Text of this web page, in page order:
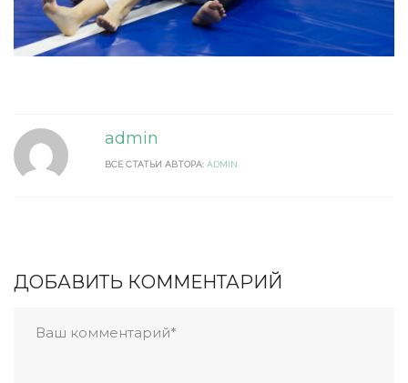
admin
ВСЕ СТАТЬИ АВТОРА: ADMIN
ДОБАВИТЬ КОММЕНТАРИЙ